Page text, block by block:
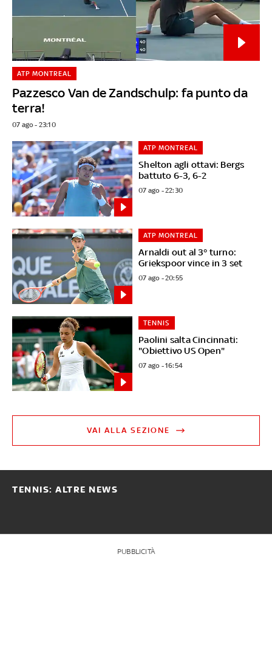
Pazzesco Van de Zandschulp: fa punto da
terra!
ATP MONTREAL
07 ago - 23:10
Shelton agli ottavi: Bergs
battuto 6-3, 6-2
ATP MONTREAL
07 ago - 22:30
Arnaldi out al 3° turno:
Griekspoor vince in 3 set
ATP MONTREAL
07 ago - 20:55
Paolini salta Cincinnati:
"Obiettivo US Open"
TENNIS
07 ago - 16:54
VAI ALLA SEZIONE
TENNIS: ALTRE NEWS
PUBBLICITÀ